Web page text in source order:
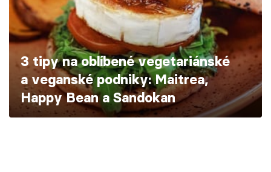
Škola vaření
Recepty z TV
Speciál: Cuketa
Těhotnej kuchař
3 tipy na oblíbené vegetariánské
a veganské podniky: Maitrea,
Happy Bean a Sandokan